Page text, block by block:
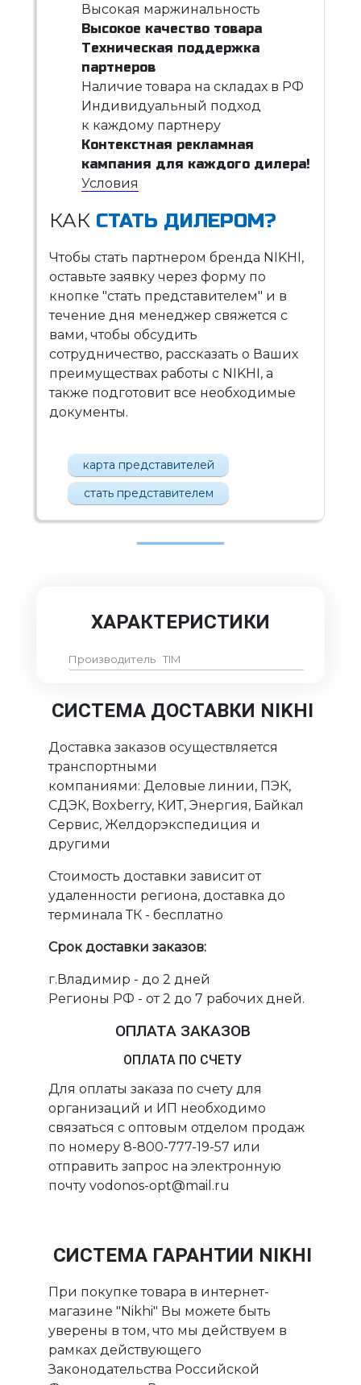
Высокая маржинальность
Высокое качество товара
Техническая поддержка
партнеров
Наличие товара на складах в РФ
Индивидуальный подход
к каждому партнеру
Контекстная рекламная
кампания для каждого дилера!
Условия
КАК СТАТЬ ДИЛЕРОМ?
Чтобы стать партнером бренда NIKHI,
оставьте заявку через форму по
кнопке "стать представителем" и в
течение дня менеджер свяжется с
вами, чтобы обсудить
сотрудничество, рассказать о Ваших
преимуществах работы с NIKHI, а
также подготовит все необходимые
документы.
карта представителей
стать представителем
ХАРАКТЕРИСТИКИ
Производитель TIM
СИСТЕМА ДОСТАВКИ NIKHI
Доставка заказов осуществляется
транспортными
компаниями: Деловые линии, ПЭК,
СДЭК, Boxberry, КИТ, Энергия, Байкал
Сервис, Желдорэкспедиция и
другими
Стоимость доставки зависит от
удаленности региона, доставка до
терминала ТК - бесплатно
Срок доставки заказов:
г.Владимир - до 2 дней
Регионы РФ - от 2 до 7 рабочих дней.
ОПЛАТА ЗАКАЗОВ
ОПЛАТА ПО СЧЕТУ
Для оплаты заказа по счету для
организаций и ИП необходимо
связаться с оптовым отделом продаж
по номеру 8-800-777-19-57 или
отправить запрос на электронную
почту vodonos-opt@mail.ru
СИСТЕМА ГАРАНТИИ NIKHI
При покупке товара в интернет-
магазине "Nikhi" Вы можете быть
уверены в том, что мы действуем в
рамках действующего
Законодательства Российской